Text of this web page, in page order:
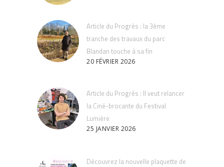
Article du Progrès : la 3ème
tranche des travaux du parc
Blandan touche à sa fin
20 FÉVRIER 2026
Article du Progrès : Il veut relancer
la Ciné-brocante du Festival
Lumière
25 JANVIER 2026
Découvrez la nouvelle plaquette de